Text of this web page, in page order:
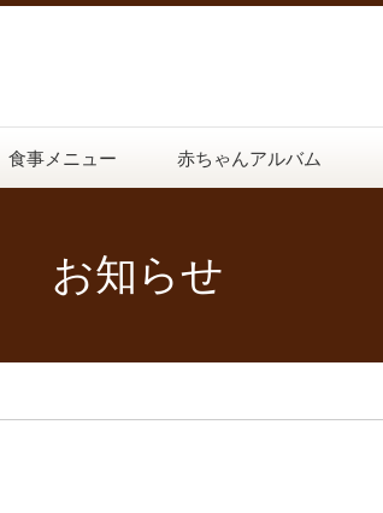
食事メニュー 赤ちゃんアルバム
お知らせ